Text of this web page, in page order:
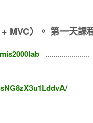
MVC）。 第一天課
......................